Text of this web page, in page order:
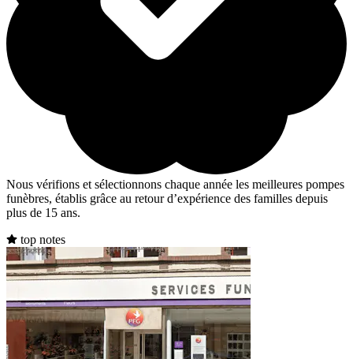
Nous vérifions et sélectionnons chaque année les meilleures pompes
funèbres, établis grâce au retour d’expérience des familles depuis
plus de 15 ans.
top notes